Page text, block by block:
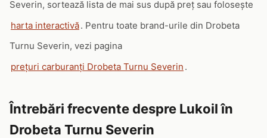
Severin, sortează lista de mai sus după preț sau folosește
harta interactivă. Pentru toate brand-urile din Drobeta
Turnu Severin, vezi pagina
prețuri carburanți Drobeta Turnu Severin .
Întrebări frecvente despre Lukoil în
Drobeta Turnu Severin